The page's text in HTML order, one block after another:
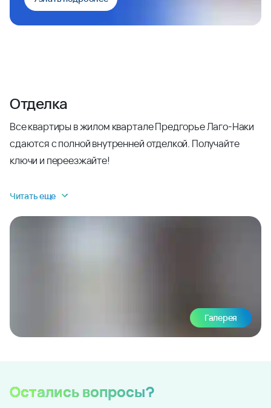
Отделка
Все квартиры в жилом квартале Предгорье Лаго-Наки
сдаются с полной внутренней отделкой. Получайте
ключи и переезжайте!
Читать еще
Галерея
Остались вопросы?